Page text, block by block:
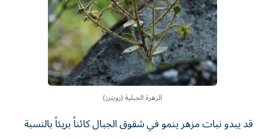
الزهرة الجبلية (رويترز)
قد يبدو نبات مزهر ينمو في شقوق الجبال كائناً بريئاً بالنسبة